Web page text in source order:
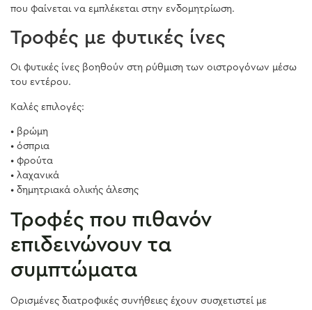
που φαίνεται να εμπλέκεται στην ενδομητρίωση.
Τροφές με φυτικές ίνες
Οι φυτικές ίνες βοηθούν στη ρύθμιση των οιστρογόνων μέσω
του εντέρου.
Καλές επιλογές:
• βρώμη
• όσπρια
• φρούτα
• λαχανικά
• δημητριακά ολικής άλεσης
Τροφές που πιθανόν
επιδεινώνουν τα
συμπτώματα
Ορισμένες διατροφικές συνήθειες έχουν συσχετιστεί με